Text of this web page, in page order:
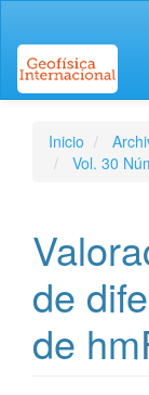
Contenido
principal
Barra
Inicio
Vol. 30
de
de